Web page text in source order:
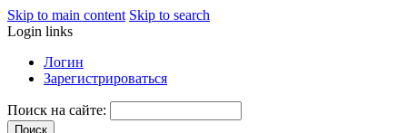
Skip to main content Skip to search
Login links
Логин
Зарегистрироваться
Поиск на сайте: